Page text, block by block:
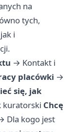
na
tych,
i
→ Kontakt i
placówki →
się, jak
kuratorski Chcę
Dla kogo jest